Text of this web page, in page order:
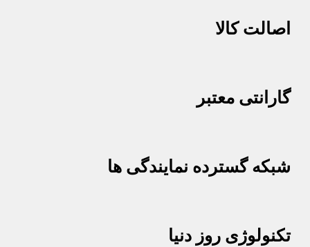
اصالت کالا
گارانتی معتبر
شبکه گسترده نمایندگی ها
تکنولوژی روز دنیا